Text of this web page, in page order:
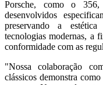
Porsche, como o
desenvolvidos
preservando a
tecnologias modernas, a
conformidade com as
"Nossa colaboração
clássicos demonstra